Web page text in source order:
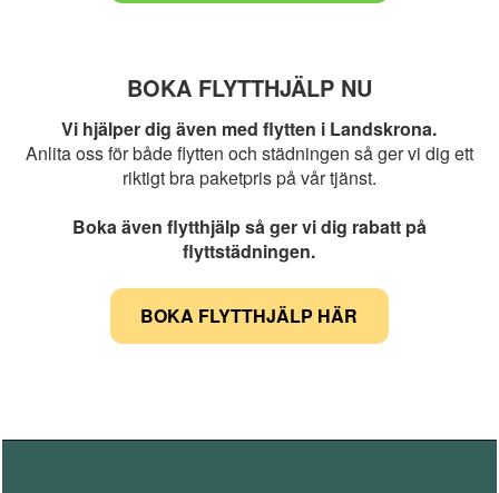
BOKA FLYTTHJÄLP NU
Vi hjälper dig även med flytten i Landskrona.
Anlita oss för både flytten och städningen så ger vi dig ett
riktigt bra paketpris på vår tjänst.
Boka även flytthjälp så ger vi dig rabatt på
flyttstädningen.
BOKA FLYTTHJÄLP HÄR